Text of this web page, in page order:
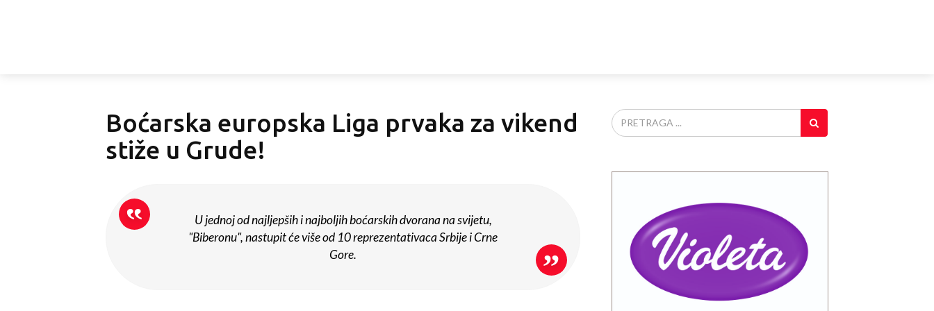
Boćarska europska Liga prvaka za vikend
stiže u Grude!
U jednoj od najljepših i najboljih boćarskih dvorana na svijetu,
"Biberonu", nastupit će više od 10 reprezentativaca Srbije i Crne
Gore.